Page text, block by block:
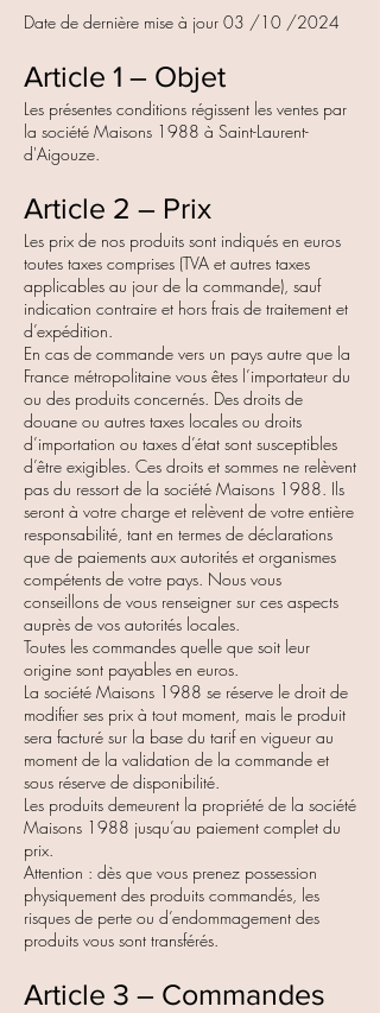
Date de dernière mise à jour 03 /10 /2024
Article 1 – Objet
Les présentes conditions régissent les ventes par
la société Maisons 1988 à Saint-Laurent-
d'Aigouze.
Article 2 – Prix
Les prix de nos produits sont indiqués en euros
toutes taxes comprises (TVA et autres taxes
applicables au jour de la commande), sauf
indication contraire et hors frais de traitement et
d’expédition.
En cas de commande vers un pays autre que la
France métropolitaine vous êtes l’importateur du
ou des produits concernés. Des droits de
douane ou autres taxes locales ou droits
d’importation ou taxes d’état sont susceptibles
d’être exigibles. Ces droits et sommes ne relèvent
pas du ressort de la société Maisons 1988. Ils
seront à votre charge et relèvent de votre entière
responsabilité, tant en termes de déclarations
que de paiements aux autorités et organismes
compétents de votre pays. Nous vous
conseillons de vous renseigner sur ces aspects
auprès de vos autorités locales.
Toutes les commandes quelle que soit leur
origine sont payables en euros.
La société Maisons 1988 se réserve le droit de
modifier ses prix à tout moment, mais le produit
sera facturé sur la base du tarif en vigueur au
moment de la validation de la commande et
sous réserve de disponibilité.
Les produits demeurent la propriété de la société
Maisons 1988 jusqu’au paiement complet du
prix.
Attention : dès que vous prenez possession
physiquement des produits commandés, les
risques de perte ou d’endommagement des
produits vous sont transférés.
Article 3 – Commandes